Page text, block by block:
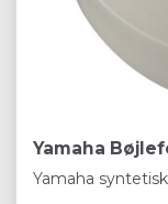
Yamaha
Yamaha